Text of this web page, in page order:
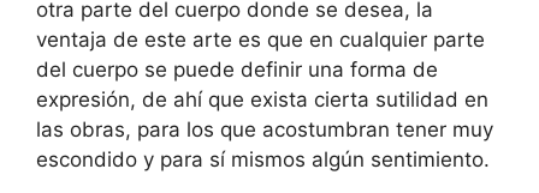
otra parte del cuerpo donde se desea, la
ventaja de este arte es que en cualquier parte
del cuerpo se puede definir una forma de
expresión, de ahí que exista cierta sutilidad en
las obras, para los que acostumbran tener muy
escondido y para sí mismos algún sentimiento.